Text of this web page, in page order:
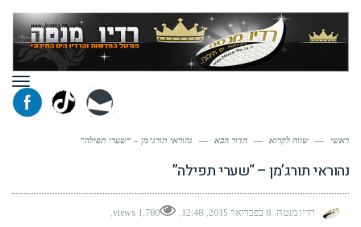
ראשי — שווה לקרוא — הדור הבא — נהוראי תורג’מן – “שערי תפילה”
נהוראי תורג’מן – “שערי תפילה”
רדיו מנטה 8 בפברואר 2015 12:48
1,780 views